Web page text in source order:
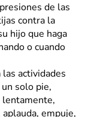
de las
contra la
hijo que haga
o cuando
actividades
solo pie,
lentamente,
empuje,